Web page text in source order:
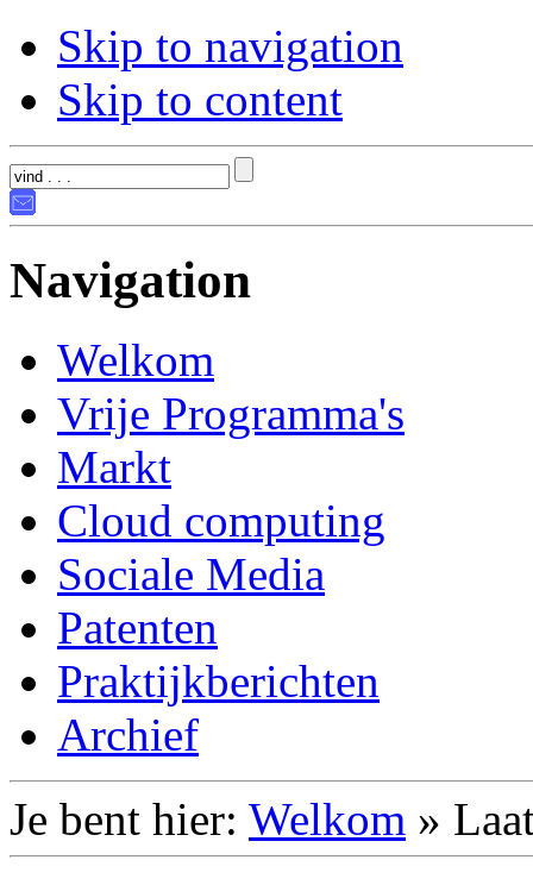
Skip to navigation
Skip to content
Navigation
Welkom
Vrije Programma's
Markt
Cloud computing
Sociale Media
Patenten
Praktijkberichten
Archief
Je bent hier: Welkom »